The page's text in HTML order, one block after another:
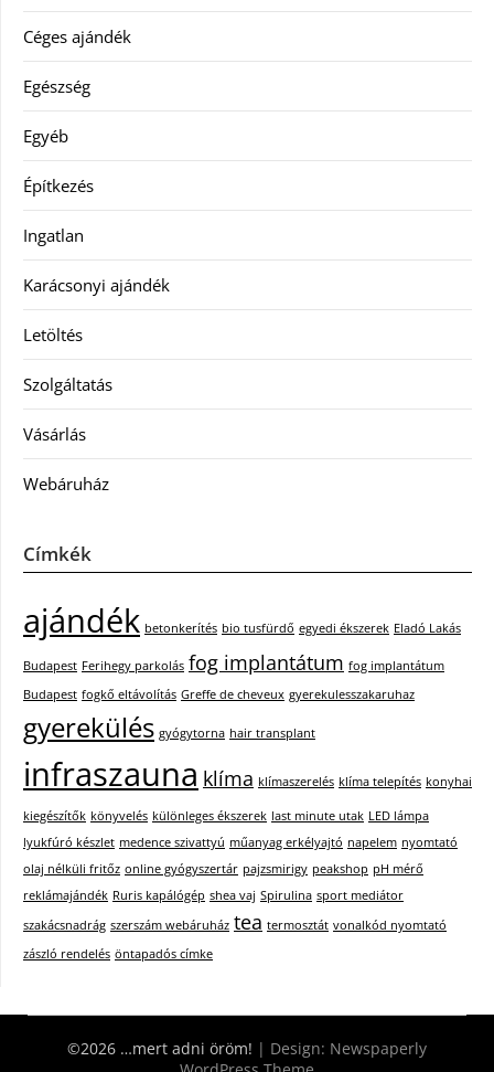
Céges ajándék
Egészség
Egyéb
Építkezés
Ingatlan
Karácsonyi ajándék
Letöltés
Szolgáltatás
Vásárlás
Webáruház
Címkék
ajándék betonkerítés bio tusfürdő egyedi ékszerek Eladó Lakás
Budapest Ferihegy parkolás fog implantátum fog implantátum
Budapest fogkő eltávolítás Greffe de cheveux gyerekulesszakaruhaz
gyerekülés gyógytorna hair transplant
infraszauna klíma klímaszerelés klíma telepítés konyhai
kiegészítők könyvelés különleges ékszerek last minute utak LED lámpa
lyukfúró készlet medence szivattyú műanyag erkélyajtó napelem nyomtató
olaj nélküli fritőz online gyógyszertár pajzsmirigy peakshop pH mérő
reklámajándék Ruris kapálógép shea vaj Spirulina sport mediátor
szakácsnadrág szerszám webáruház tea termosztát vonalkód nyomtató
zászló rendelés öntapadós címke
©2026 …mert adni öröm! | Design: Newspaperly